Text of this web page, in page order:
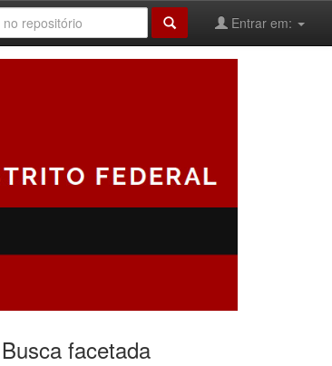
Entrar em:
Busca facetada